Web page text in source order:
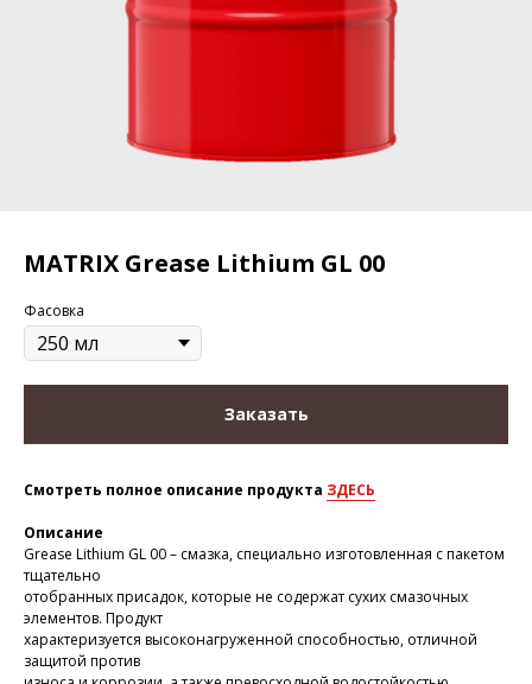
MATRIX Grease Lithium GL 00
Фасовка
Заказать
Смотреть полное описание продукта ЗДЕСЬ
Описание
Grease Lithium GL 00 – смазка, специально изготовленная с пакетом
тщательно
отобранных присадок, которые не содержат сухих смазочных
элементов. Продукт
характеризуется высоконагруженной способностью, отличной
защитой против